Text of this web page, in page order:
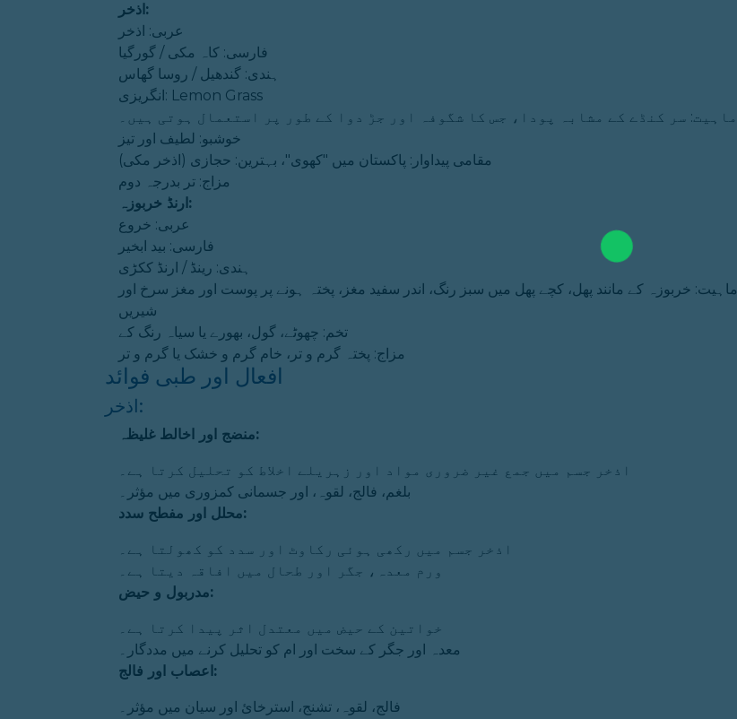
اذخر:
عربی: اذخر
فارسی: کاہ مکی / گورگیا
ہندی: گندھیل / روسا گھاس
انگریزی: Lemon Grass
ماہیت: سر کنڈے کے مشابہ پودا، جس کا شگوفہ اور جڑ دوا کے طور پر استعمال ہوتی ہیں۔
خوشبو: لطیف اور تیز
مقامی پیداوار: پاکستان میں "کھوی"، بہترین: حجازی (اذخر مکی)
مزاج: تر بدرجہ دوم
ارنڈ خربوزہ:
عربی: خروع
فارسی: بید ابخیر
ہندی: رینڈ / ارنڈ ککڑی
ماہیت: خربوزہ کے مانند پھل، کچے پھل میں سبز رنگ، اندر سفید مغز، پختہ ہونے پر پوست اور مغز سرخ اور
شیریں
تخم: چھوٹے، گول، بھورے یا سیاہ رنگ کے
مزاج: پختہ گرم و تر، خام گرم و خشک یا گرم و تر
افعال اور طبی فوائد
اذخر:
منضج اور اخالط غلیظہ:
اذخر جسم میں جمع غیر ضروری مواد اور زہریلے اخلاط کو تحلیل کرتا ہے۔
بلغم، فالج، لقوہ، اور جسمانی کمزوری میں مؤثر۔
محلل اور مفطح سدد:
اذخر جسم میں رکھی ہوئی رکاوٹ اور سدد کو کھولتا ہے۔
ورم معدہ، جگر اور طحال میں افاقہ دیتا ہے۔
مدربول و حیض:
خواتین کے حیض میں معتدل اثر پیدا کرتا ہے۔
معدہ اور جگر کے سخت اور ام کو تحلیل کرنے میں مددگار۔
اعصاب اور فالج:
فالج، لقوہ، تشنج، استرخائ اور سیان میں مؤثر۔